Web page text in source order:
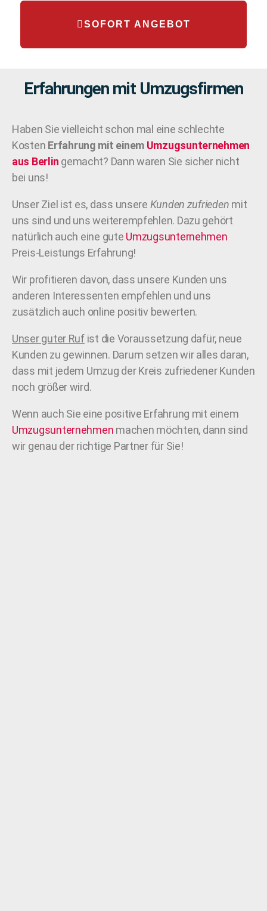
SOFORT ANGEBOT
Erfahrungen mit Umzugsfirmen
Haben Sie vielleicht schon mal eine schlechte
Kosten Erfahrung mit einem Umzugsunternehmen
aus Berlin gemacht? Dann waren Sie sicher nicht
bei uns!
Unser Ziel ist es, dass unsere Kunden zufrieden mit
uns sind und uns weiterempfehlen. Dazu gehört
natürlich auch eine gute Umzugsunternehmen
Preis-Leistungs Erfahrung!
Wir profitieren davon, dass unsere Kunden uns
anderen Interessenten empfehlen und uns
zusätzlich auch online positiv bewerten.
Unser guter Rufist die Voraussetzung dafür, neue
Kunden zu gewinnen. Darum setzen wir alles daran,
dass mit jedem Umzug der Kreis zufriedener Kunden
noch größer wird.
Wenn auch Sie eine positive Erfahrung mit einem
Umzugsunternehmen machen möchten, dann sind
wir genau der richtige Partner für Sie!